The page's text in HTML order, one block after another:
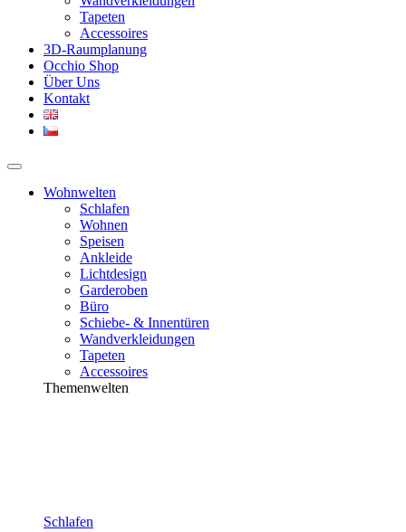
Tapeten
Accessoires
3D-Raumplanung
Occhio Shop
Über Uns
Kontakt
Wohnwelten
Schlafen
Wohnen
Speisen
Ankleide
Lichtdesign
Garderoben
Büro
Schiebe- & Innentüren
Wandverkleidungen
Tapeten
Accessoires
Themenwelten
Schlafen